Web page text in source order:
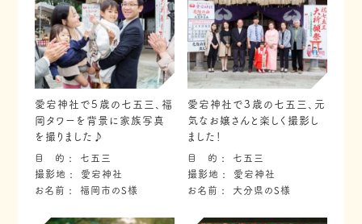
愛宕神社で５歳の七五三、福
岡タワーを背景に家族写真
を撮りました♪
目 的
七五三
撮影地
愛宕神社
お名前
福岡市のS様
愛宕神社で３歳の七五三、元
気なお嬢さんと楽しく撮影し
ました！
目 的
七五三
撮影地
愛宕神社
お名前
大分県のS様